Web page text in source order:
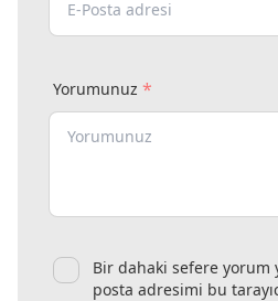
Yorumunuz *
Bir dahaki sefere yorum
posta adresimi bu